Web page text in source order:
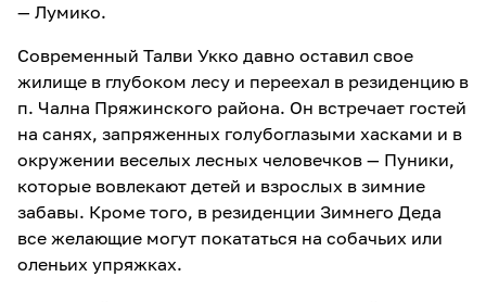
— Лумико.
Современный Талви Укко давно оставил свое
жилище в глубоком лесу и переехал в резиденцию в
п. Чална Пряжинского района. Он встречает гостей
на санях, запряженных голубоглазыми хасками и в
окружении веселых лесных человечков — Пуники,
которые вовлекают детей и взрослых в зимние
забавы. Кроме того, в резиденции Зимнего Деда
все желающие могут покататься на собачьих или
оленьих упряжках.